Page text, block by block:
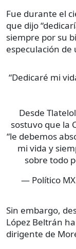
Fue durante el
que dijo
siempre por su
especulación
“Dedicaré mi
Desde
sostuvo que la
“le debemos
mi vida y
sobre todo
— Político
Sin embargo,
López Beltrán
dirigente de